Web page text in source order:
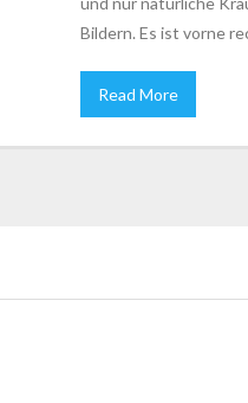
Bildern. Es ist vorne
Read More